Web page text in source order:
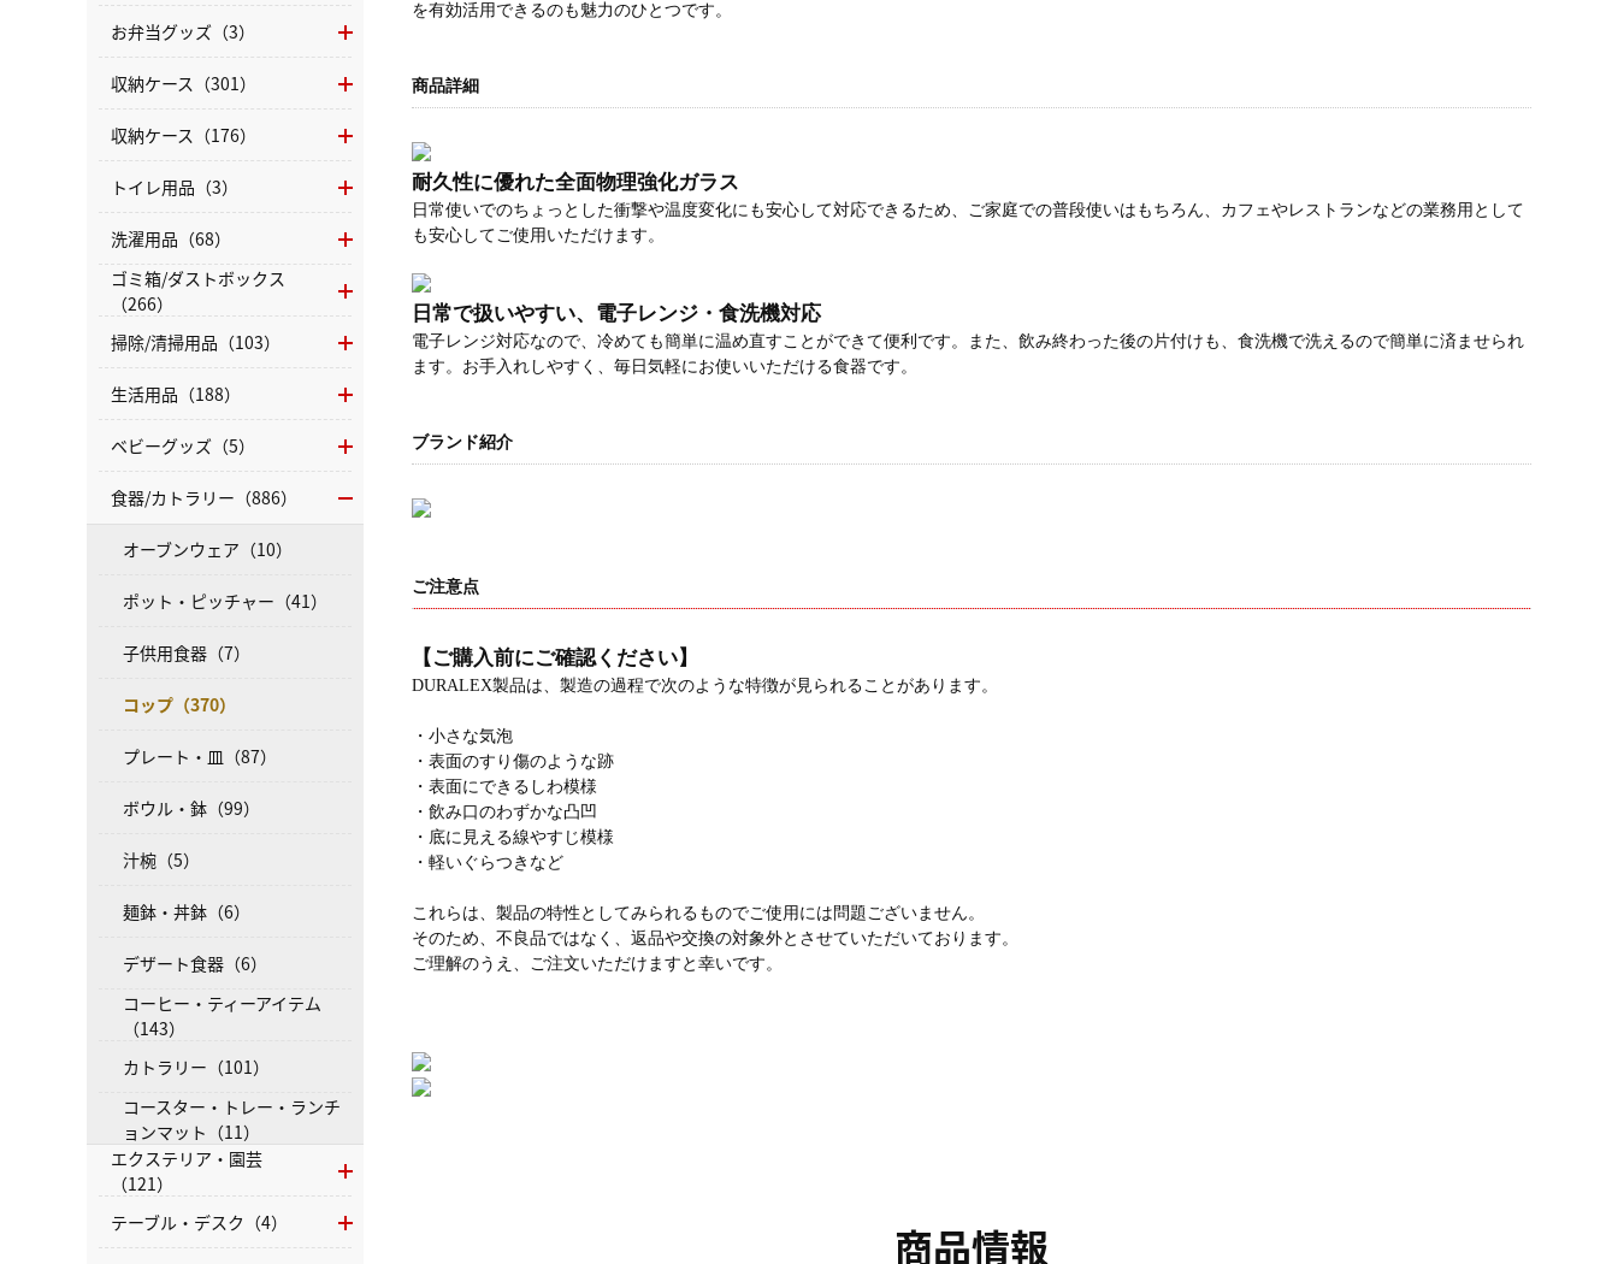
を有効活用できるのも魅力のひとつです。
商品詳細
耐久性に優れた全面物理強化ガラス
日常使いでのちょっとした衝撃や温度変化にも安心して対応できるため、ご家庭での普段使いはもちろん、カフェやレストランなどの業務用として
も安心してご使用いただけます。
日常で扱いやすい、電子レンジ・食洗機対応
電子レンジ対応なので、冷めても簡単に温め直すことができて便利です。また、飲み終わった後の片付けも、食洗機で洗えるので簡単に済ませられ
ます。お手入れしやすく、毎日気軽にお使いいただける食器です。
ブランド紹介
ご注意点
【ご購入前にご確認ください】
DURALEX製品は、製造の過程で次のような特徴が見られることがあります。
・小さな気泡
・表面のすり傷のような跡
・表面にできるしわ模様
・飲み口のわずかな凸凹
・底に見える線やすじ模様
・軽いぐらつきなど
これらは、製品の特性としてみられるものでご使用には問題ございません。
そのため、不良品ではなく、返品や交換の対象外とさせていただいております。
ご理解のうえ、ご注文いただけますと幸いです。
商品情報
お弁当グッズ（3）
収納ケース（301）
収納ケース（176）
トイレ用品（3）
洗濯用品（68）
ゴミ箱/ダストボックス
（266）
掃除/清掃用品（103）
生活用品（188）
ベビーグッズ（5）
食器/カトラリー（886）
オーブンウェア（10）
ポット・ピッチャー（41）
子供用食器（7）
コップ（370）
プレート・皿（87）
ボウル・鉢（99）
汁椀（5）
麺鉢・丼鉢（6）
デザート食器（6）
コーヒー・ティーアイテム
（143）
カトラリー（101）
コースター・トレー・ランチ
ョンマット（11）
エクステリア・園芸
（121）
テーブル・デスク（4）